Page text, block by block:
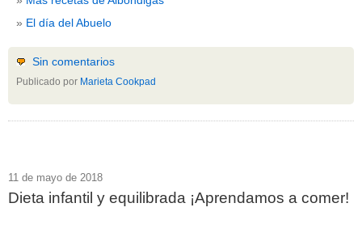
El día del Abuelo
Sin comentarios
Publicado por Marieta Cookpad
11 de mayo de 2018
Dieta infantil y equilibrada ¡Aprendamos a comer!